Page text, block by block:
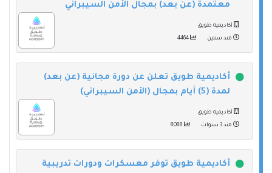
معتمدة (عن بعد) بمجال الأمن السيبراني
أكاديمية طويق
منذ سنتين
أكاديمية طويق تعلن عن دورة مجانية (عن بعد)
لمدة (5) أيام بمجال (الأمن السيبراني)
أكاديمية طويق
منذ 3 سنوات
أكاديمية طويق توفر معسكرات ودورات تدريبية